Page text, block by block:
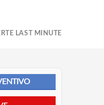
LAST MINUTE